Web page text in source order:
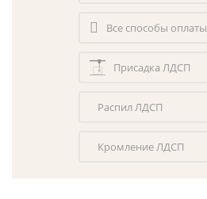
Все способы оплаты
Присадка ЛДСП
Распил ЛДСП
Кромление ЛДСП